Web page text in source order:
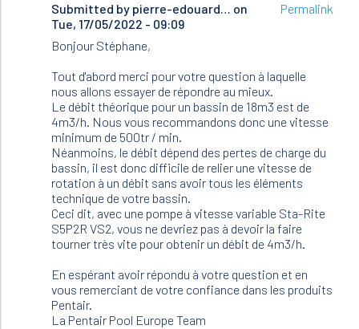
Submitted by pierre-edouard… on
Tue, 17/05/2022 - 09:09
In
reply
to
J
ai
acheté
une
pompe…
by
Stephane
(not
verified)
Permalink
Bonjour Stéphane,
Tout d'abord merci pour votre question à laquelle
nous allons essayer de répondre au mieux.
Le débit théorique pour un bassin de 18m3 est de
4m3/h. Nous vous recommandons donc une vitesse
minimum de 500tr / min.
Néanmoins, le débit dépend des pertes de charge du
bassin, il est donc difficile de relier une vitesse de
rotation à un débit sans avoir tous les éléments
technique de votre bassin.
Ceci dit, avec une pompe à vitesse variable Sta-Rite
S5P2R VS2, vous ne devriez pas à devoir la faire
tourner très vite pour obtenir un débit de 4m3/h.
En espérant avoir répondu à votre question et en
vous remerciant de votre confiance dans les produits
Pentair.
La Pentair Pool Europe Team